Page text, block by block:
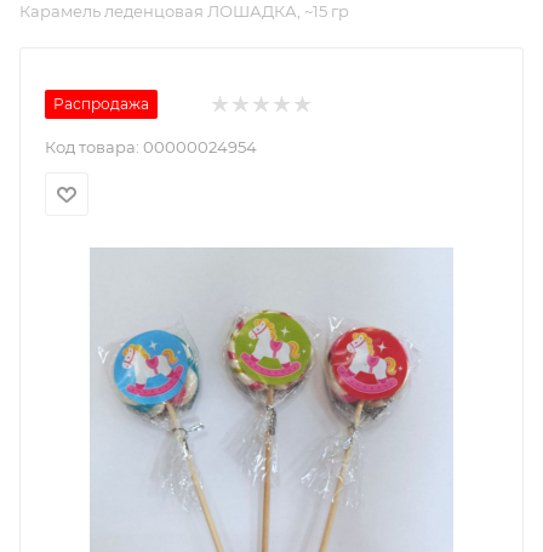
Карамель леденцовая ЛОШАДКА, ~15 гр
Распродажа
Код товара: 00000024954